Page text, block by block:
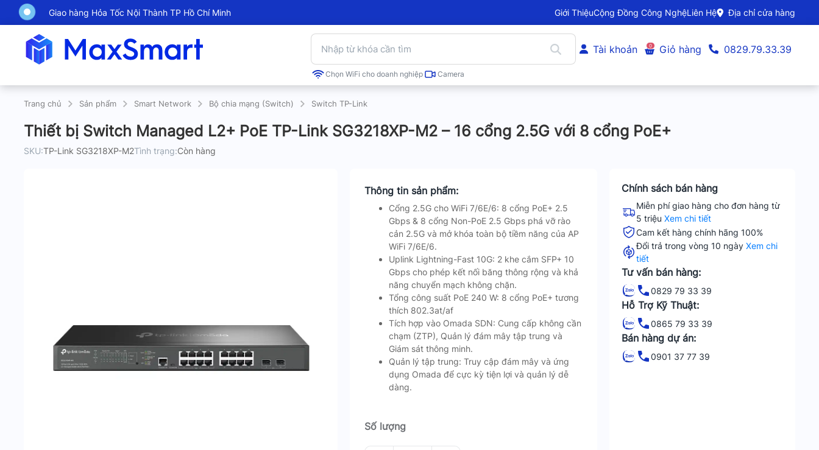
Giao hàng Hỏa Tốc Nội Thành TP Hồ Chí Minh Giới ThiệuCộng Đồng Công NghệLiên Hệ Địa chỉ cửa hàng
Chọn WiFi cho doanh nghiệp Camera
Tài khoản 0 Giỏ hàng 0829.79.33.39
Trang chủ Sản phẩm Smart Network Bộ chia mạng (Switch) Switch TP-Link
Thiết bị Switch Managed L2+ PoE TP-Link SG3218XP-M2 – 16 cổng 2.5G với 8 cổng PoE+
SKU:TP-Link SG3218XP-M2Tình trạng:Còn hàng
Thông tin sản phẩm:
Cổng 2.5G cho WiFi 7/6E/6: 8 cổng PoE+ 2.5
Gbps & 8 cổng Non-PoE 2.5 Gbps phá vỡ rào
cản 2.5G và mở khóa toàn bộ tiềm năng của AP
WiFi 7/6E/6.
Uplink Lightning-Fast 10G: 2 khe cắm SFP+ 10
Gbps cho phép kết nối băng thông rộng và khả
năng chuyển mạch không chặn.
Tổng công suất PoE 240 W: 8 cổng PoE+ tương
thích 802.3at/af
Tích hợp vào Omada SDN: Cung cấp không cần
chạm (ZTP), Quản lý đám mây tập trung và
Giám sát thông minh.
Quản lý tập trung: Truy cập đám mây và ứng
dụng Omada để cực kỳ tiện lợi và quản lý dễ
dàng.
Số lượng
Chính sách bán hàng
Miễn phí giao hàng cho đơn hàng từ
5 triệuXem chi tiết
Cam kết hàng chính hãng 100%
Đổi trả trong vòng 10 ngàyXem chi
tiết
Tư vấn bán hàng:
0829 79 33 39
Hỗ Trợ Kỹ Thuật:
0865 79 33 39
Bán hàng dự án:
0901 37 77 39